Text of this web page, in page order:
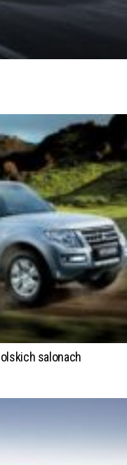
salonach